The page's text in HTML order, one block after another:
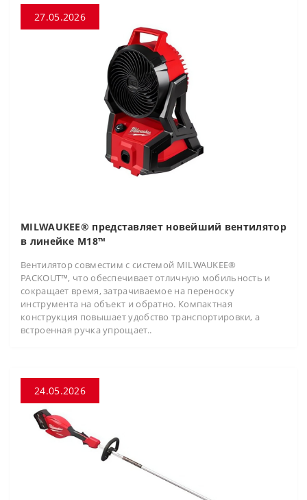
27.05.2026
MILWAUKEE® представляет новейший вентилятор
в линейке M18™
Вентилятор совместим с системой MILWAUKEE®
PACKOUT™, что обеспечивает отличную мобильность и
сокращает время, затрачиваемое на переноску
инструмента на объект и обратно. Компактная
конструкция повышает удобство транспортировки, а
встроенная ручка упрощает..
24.05.2026